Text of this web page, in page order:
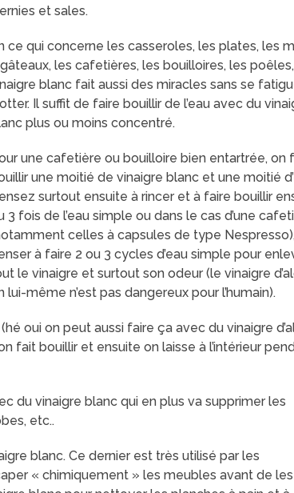
et sales.
ce qui concerne les casseroles, les plates, les
les cafetières, les bouilloires, les
blanc fait aussi des miracles sans se
Il suffit de faire bouillir de l’eau avec du
plus ou moins concentré.
une cafetière ou bouilloire bien entartrée, on
une moitié de vinaigre blanc et une moitié
surtout ensuite à rincer et à faire bouillir
3 fois de l’eau simple ou dans le cas d’une
celles à capsules de type
à faire 2 ou 3 cycles d’eau simple pour
le vinaigre et surtout son odeur (le vinaigre
lui-même n’est pas dangereux pour l’humain).
oui on peut aussi faire ça avec du vinaigre
fait bouillir et ensuite on laisse à l’intérieur
du vinaigre blanc qui en plus va supprimer les
etc..
blanc. Ce dernier est très utilisé par les
« chimiquement » les meubles avant de les